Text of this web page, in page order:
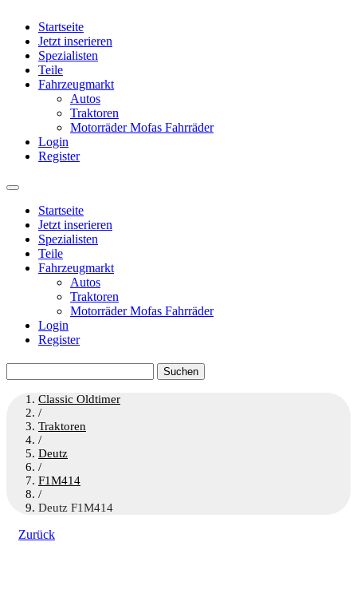
Startseite
Jetzt inserieren
Spezialisten
Teile
Fahrzeugmarkt
Autos
Traktoren
Motorräder Mofas Fahrräder
Login
Register
Startseite
Jetzt inserieren
Spezialisten
Teile
Fahrzeugmarkt
Autos
Traktoren
Motorräder Mofas Fahrräder
Login
Register
nach:
Classic Oldtimer
/
Traktoren
/
Deutz
/
F1M414
/
Deutz F1M414
Zurück